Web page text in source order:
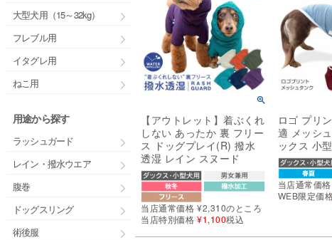
大型犬用（15～32kg）
フレブル用
イタグレ用
ねこ用
用途から探す
ラッシュガード
レイン・撥水ウエア
腹巻
ドッグスリング
術後服
【アウトレット】着ぶくれ
しない あったか 裏 フリー
ス ドッグプレイ(R) 撥水
透湿 レイン スヌード
当店通常価格 ¥2,310のところ
当店特別価格 ¥1,100税込
ロゴ プリ
適 メッシ
ックス 小
当店通常価格
WEB限定価